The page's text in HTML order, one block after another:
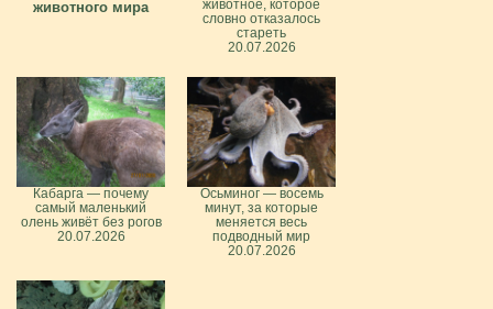
животного мира
животное, которое
словно отказалось
стареть
20.07.2026
Кабарга — почему
самый маленький
олень живёт без рогов
20.07.2026
Осьминог — восемь
минут, за которые
меняется весь
подводный мир
20.07.2026